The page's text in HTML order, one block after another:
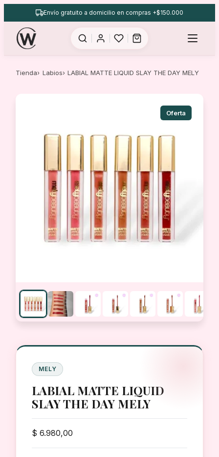
al
contenido
Envío gratuito a domicilio en compras +$150.000
Tienda Labios LABIAL MATTE LIQUID SLAY THE DAY MELY
Oferta
MELY
LABIAL MATTE LIQUID
SLAY THE DAY MELY
$ 6.980,00